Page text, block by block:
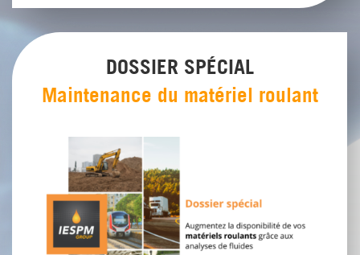
DOSSIER SPÉCIAL
Maintenance du matériel roulant